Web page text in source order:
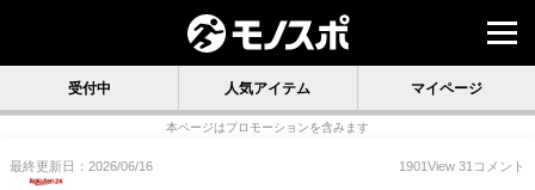
受付中 人気アイテム マイページ
本ページはプロモーションを含みます
最終更新日：2026/06/16 1901View 31 コメント